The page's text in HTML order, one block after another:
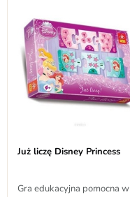
Już liczę Disney Princess
Gra edukacyjna pomocna w